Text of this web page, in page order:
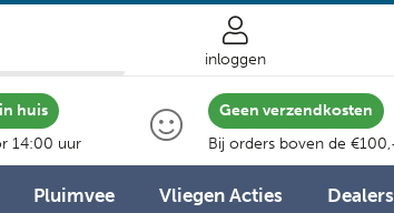
inloggen
huis
14:00 uur
Geen verzendkosten
Bij orders boven de
Pluimvee Vliegen Acties Dealers